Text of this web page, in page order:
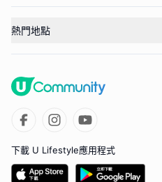
熱門地點
下載 U Lifestyle應用程式